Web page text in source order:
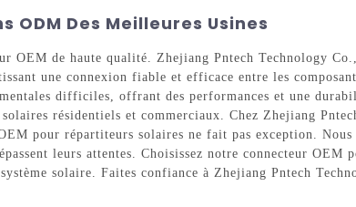
ODM Des Meilleures Usines
OEM de haute qualité. Zhejiang Pntech Technology
une connexion fiable et efficace entre les
difficiles, offrant des performances et une
résidentiels et commerciaux. Chez Zhejiang
pour répartiteurs solaires ne fait pas exception. Nous
leurs attentes. Choisissez notre connecteur OEM
solaire. Faites confiance à Zhejiang Pntech